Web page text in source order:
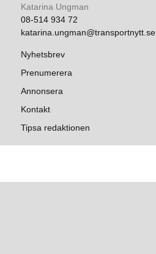
Katarina Ungman
08-514 934 72
katarina.ungman@transportnytt.se
Nyhetsbrev
Prenumerera
Annonsera
Kontakt
Tipsa redaktionen